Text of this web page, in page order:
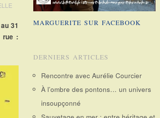
31
rue :
MARGUERITE SUR FACEBOOK
DERNIERS ARTICLES
Rencontre avec Aurélie Courcier
À l’ombre des pontons… un univers
insoupçonné